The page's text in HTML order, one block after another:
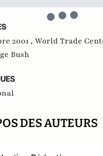
2001 , World Trade
Bush
DES AUTEURS